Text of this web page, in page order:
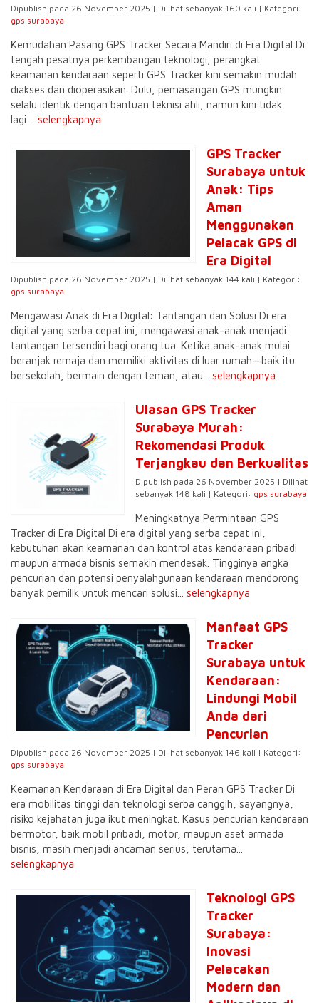
Dipublish pada 26 November 2025 | Dilihat sebanyak 160 kali | Kategori:
gps surabaya
Kemudahan Pasang GPS Tracker Secara Mandiri di Era Digital Di
tengah pesatnya perkembangan teknologi, perangkat
keamanan kendaraan seperti GPS Tracker kini semakin mudah
diakses dan dioperasikan. Dulu, pemasangan GPS mungkin
selalu identik dengan bantuan teknisi ahli, namun kini tidak
lagi.... selengkapnya
GPS Tracker
Surabaya untuk
Anak: Tips
Aman
Menggunakan
Pelacak GPS di
Era Digital
Dipublish pada 26 November 2025 | Dilihat sebanyak 144 kali | Kategori:
gps surabaya
Mengawasi Anak di Era Digital: Tantangan dan Solusi Di era
digital yang serba cepat ini, mengawasi anak-anak menjadi
tantangan tersendiri bagi orang tua. Ketika anak-anak mulai
beranjak remaja dan memiliki aktivitas di luar rumah—baik itu
bersekolah, bermain dengan teman, atau... selengkapnya
Ulasan GPS Tracker
Surabaya Murah:
Rekomendasi Produk
Terjangkau dan Berkualitas
Dipublish pada 26 November 2025 | Dilihat
sebanyak 148 kali | Kategori: gps surabaya
Meningkatnya Permintaan GPS
Tracker di Era Digital Di era digital yang serba cepat ini,
kebutuhan akan keamanan dan kontrol atas kendaraan pribadi
maupun armada bisnis semakin mendesak. Tingginya angka
pencurian dan potensi penyalahgunaan kendaraan mendorong
banyak pemilik untuk mencari solusi... selengkapnya
Manfaat GPS
Tracker
Surabaya untuk
Kendaraan:
Lindungi Mobil
Anda dari
Pencurian
Dipublish pada 26 November 2025 | Dilihat sebanyak 146 kali | Kategori:
gps surabaya
Keamanan Kendaraan di Era Digital dan Peran GPS Tracker Di
era mobilitas tinggi dan teknologi serba canggih, sayangnya,
risiko kejahatan juga ikut meningkat. Kasus pencurian kendaraan
bermotor, baik mobil pribadi, motor, maupun aset armada
bisnis, masih menjadi ancaman serius, terutama...
selengkapnya
Teknologi GPS
Tracker
Surabaya:
Inovasi
Pelacakan
Modern dan